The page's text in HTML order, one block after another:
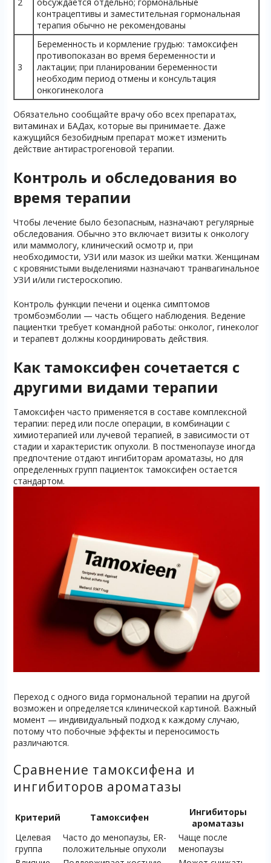
контрацептивы и заместительная гормональная
терапия обычно не рекомендованы
3
Беременность и кормление грудью: тамоксифен
противопоказан во время беременности и
лактации; при планировании беременности
необходим период отмены и консультация
онкогинеколога
Обязательно сообщайте врачу обо всех препаратах,
витаминах и БАДах, которые вы принимаете. Даже
кажущийся безобидным препарат может изменить
действие антирастрогеновой терапии.
Контроль и обследования во
время терапии
Чтобы лечение было безопасным, назначают регулярные
обследования. Обычно это включает визиты к онкологу
или маммологу, клинический осмотр и, при
необходимости, УЗИ или мазок из шейки матки. Женщинам
с кровянистыми выделениями назначают транвагинальное
УЗИ и/или гистероскопию.
Контроль функции печени и оценка симптомов
тромбоэмболии — часть общего наблюдения. Ведение
пациентки требует командной работы: онколог, гинеколог
и терапевт должны координировать действия.
Как тамоксифен сочетается с
другими видами терапии
Тамоксифен часто применяется в составе комплексной
терапии: перед или после операции, в комбинации с
химиотерапией или лучевой терапией, в зависимости от
стадии и характеристик опухоли. В постменопаузе иногда
предпочтение отдают ингибиторам ароматазы, но для
определенных групп пациенток тамоксифен остается
стандартом.
Переход с одного вида гормональной терапии на другой
возможен и определяется клинической картиной. Важный
момент — индивидуальный подход к каждому случаю,
потому что побочные эффекты и переносимость
различаются.
Сравнение тамоксифена и
ингибиторов ароматазы
Критерий Тамоксифен
Ингибиторы
ароматазы
Целевая
группа
Часто до менопаузы, ER-
положительные опухоли
Чаще после
менопаузы